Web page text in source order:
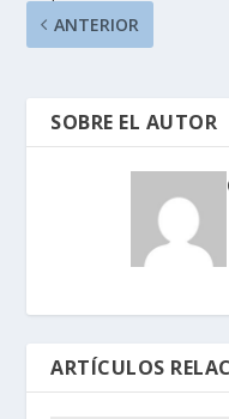
ANTERIOR
SOBRE EL AUTOR
ARTÍCULOS